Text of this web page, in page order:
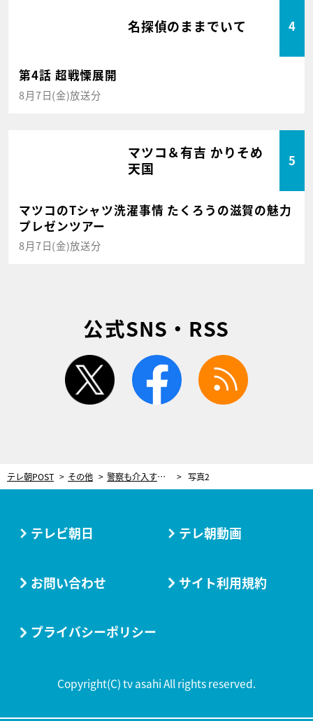
名探偵のままでいて 4
第4話 超戦慄展開
8月7日(金)放送分
マツコ＆有吉 かりそめ
天国
5
マツコのTシャツ洗濯事情 たくろうの滋賀の魅力
プレゼンツアー
8月7日(金)放送分
公式SNS・RSS
twitter facebook
テレ朝POST その他 警察も介入する大事件が発生！被害を受けたのは…？【やすらぎの郷・第10週おさらい】 写真2
テレビ朝日 テレ朝動画
お問い合わせ サイト利用規約
プライバシーポリシー
Copyright(C) tv asahi All rights reserved.